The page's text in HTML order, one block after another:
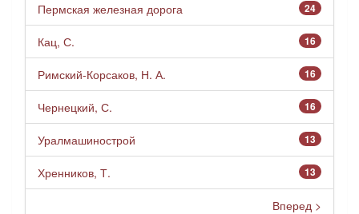
24
Пермская железная дорога
16
Кац, С.
16
Римский-Корсаков, Н. А.
16
Чернецкий, С.
13
Уралмашинострой
13
Хренников, Т.
Вперед >